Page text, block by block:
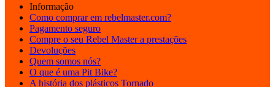
Informação
Como comprar em rebelmaster.com?
Pagamento seguro
Compre o seu Rebel Master a prestações
Devoluções
Quem somos nós?
O que é uma Pit Bike?
A história dos plásticos Tornado